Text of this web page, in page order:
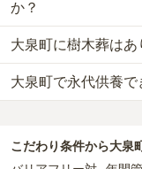
大泉町
平均166.9万円です。
よって変わります。
なお、お墓によっては
・ 納骨式の費用：お墓
すお布施、会食などの
45万円
一般的に最も費用を抑
する「合祀墓（ごうし
比べて省スペースで管
されています。
価格の目安は、1名あ
大泉町で安価なお墓を
お墓を探すのがおすす
か？
大泉町には、群馬県も
ります。
大泉町営 大泉町公園墓
れているケースがほと
主な条件として、遺骨
大泉町に樹木葬はあ
大泉町には、樹木葬の
自然葬をお考えの場合
大泉町で永代供養で
永代供養をお考えの場
こだわり条件から大泉